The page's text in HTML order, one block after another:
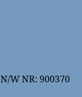
W NR: 900370